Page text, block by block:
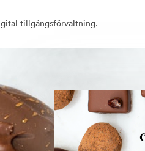
tillgångsförvaltning.